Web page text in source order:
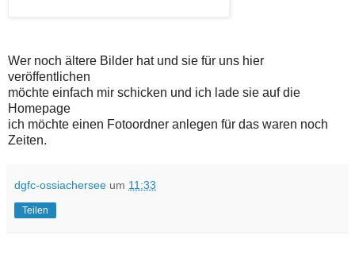
Wer noch ältere Bilder hat und sie für uns hier
veröffentlichen
möchte einfach mir schicken und ich lade sie auf die
Homepage
ich möchte einen Fotoordner anlegen für das waren noch
Zeiten.
dgfc-ossiachersee um 11:33
Teilen